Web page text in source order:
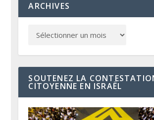
ARCHIVES
SOUTENEZ LA
CITOYENNE EN ISRAËL